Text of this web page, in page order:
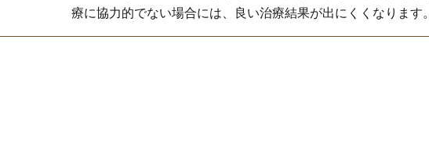
療に協力的でない場合には、良い治療結果が出にくくなります。